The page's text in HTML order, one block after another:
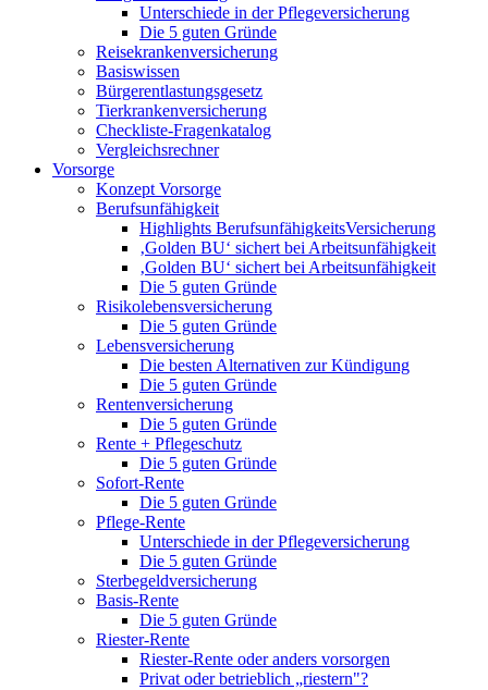
Unterschiede in der Pflegeversicherung
Die 5 guten Gründe
Reisekrankenversicherung
Basiswissen
Bürgerentlastungsgesetz
Tierkrankenversicherung
Checkliste-Fragenkatalog
Vergleichsrechner
Vorsorge
Konzept Vorsorge
Berufsunfähigkeit
Highlights BerufsunfähigkeitsVersicherung
‚Golden BU‘ sichert bei Arbeitsunfähigkeit
‚Golden BU‘ sichert bei Arbeitsunfähigkeit
Die 5 guten Gründe
Risikolebensversicherung
Die 5 guten Gründe
Lebensversicherung
Die besten Alternativen zur Kündigung
Die 5 guten Gründe
Rentenversicherung
Die 5 guten Gründe
Rente + Pflegeschutz
Die 5 guten Gründe
Sofort-Rente
Die 5 guten Gründe
Pflege-Rente
Unterschiede in der Pflegeversicherung
Die 5 guten Gründe
Sterbegeldversicherung
Basis-Rente
Die 5 guten Gründe
Riester-Rente
Riester-Rente oder anders vorsorgen
Privat oder betrieblich „riestern"?